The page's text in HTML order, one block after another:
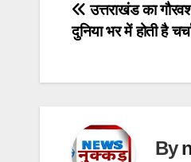
Post
navigation
उत्तराखंड का
दुनिया भर में होती है
By